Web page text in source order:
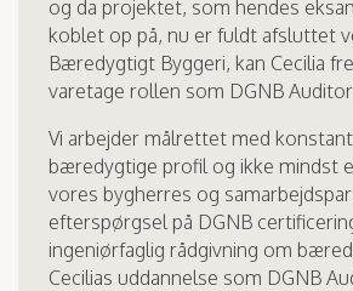
og da projektet, som hendes
koblet op på, nu er fuldt afsluttet
Bæredygtigt Byggeri, kan Cecilia
varetage rollen som DGNB
Vi arbejder målrettet med
bæredygtige profil og ikke mindst
vores bygherres og
efterspørgsel på DGNB
ingeniørfaglig rådgivning om
Cecilias uddannelse som DGNB